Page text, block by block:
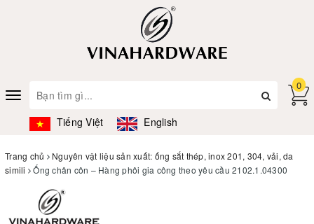
Toggle
navigation
Tiếng Việt English
0
Trang chủ
Nguyên vật liệu sản xuất: ống sắt thép, inox 201, 304, vải, da
simili
Ống chân côn – Hàng phôi gia công theo yêu cầu 2102.1.04300